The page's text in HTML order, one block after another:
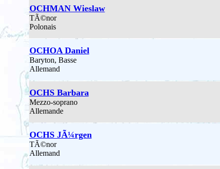
OCHMAN Wieslaw
TÃ©nor
Polonais
OCHOA Daniel
Baryton, Basse
Allemand
OCHS Barbara
Mezzo-soprano
Allemande
OCHS JÃ¼rgen
TÃ©nor
Allemand